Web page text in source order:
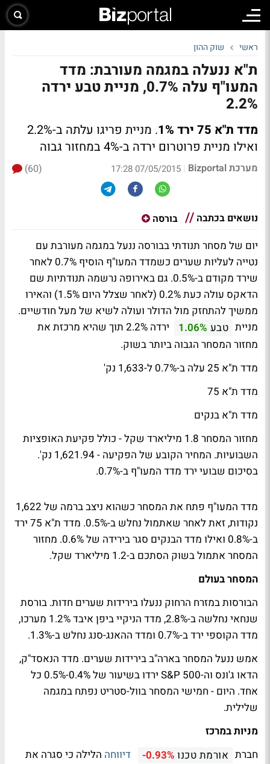
ראשי שוק ההון
ת"א ננעלה במגמה מעורבת: מדד
המעו"ף עלה 0.7%, מניית טבע ירדה
2.2%
מדד ת"א 75 ירד 1%
. מניית פריגו עלתה ב-2.2%
ואילו מניית פרוטרום ירדה ב-4% במחזור גבוה
מערכת Bizportal |
07/05/2015 17:28
(60)
נושאים בכתבה בורסה
יום של מסחר תנודתי בבורסה ננעל במגמה מעורבת עם
נטייה לעליות שערים כשמדד המעו"ף הוסיף 0.7% לאחר
שירד מקודם ב-0.5%. גם באירופה נרשמה תנודתיות שם
הדאקס עולה כעת 0.2% (לאחר שצלל היום 1.5%) והאירו
ממשיך להתחזק מול הדולר ועולה לשיא של מעל חודשיים.
מניית טבע 1.06%
ירדה 2.2% תוך שהיא מרכזת את
מחזור המסחר הגבוה ביותר בשוק.
מדד ת"א 25 עלה ב-0.7% ל-1,633 נק'
מדד ת"א 75
מדד ת"א בנקים
מחזור המסחר 1.8 מיליארד שקל - כולל פקיעת האופציות
השבועיות. המחיר הקובע של הפקיעה - 1,621.94 נק'.
בסיכום שבועי ירד מדד המעו"ף ב-0.7%.
מדד המעו"ף פתח את המסחר כשהוא ניצב ברמה של 1,622
נקודות, זאת לאחר שאתמול נחלש ב-0.5%. מדד ת"א 75 ירד
ב-0.8% ואילו מדד הבנקים סגר בירידה של 0.6%. מחזור
המסחר אתמול בשוק הסתכם ב-1.2 מיליארד שקל.
המסחר בעולם
הבורסות במזרח הרחוק ננעלו בירידות שערים חדות. בורסת
שנחאי נחלשה ב-2.8%, מדד הניקיי ביפן איבד 1.2% מערכו,
מדד הקוספי ירד ב-0.7% ומדד ההאנג-סנג נחלש ב-1.3%.
אמש ננעל המסחר בארה"ב בירידות שערים. מדד הנאסד"ק,
הדאו ג'ונס וה-S&P 500 ירדו בשיעור של 0.4%-0.5% כל
אחד. היום - חמישי המסחר בוול-סטריט נפתח במגמה
שלילית.
מניות במרכז
חברת אורמת טכנו -0.93% דיווחה הלילה כי סגרה את